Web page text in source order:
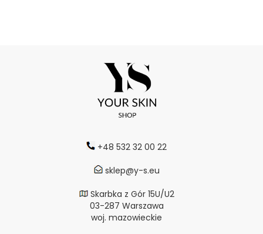
+48 532 32 00 22
sklep@y-s.eu
Skarbka z Gór 15U/U2
03-287 Warszawa
woj. mazowieckie